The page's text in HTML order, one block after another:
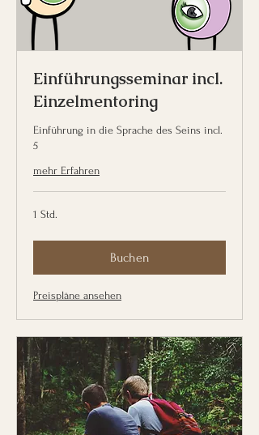
Einführungsseminar incl.
Einzelmentoring
Einführung in die Sprache des Seins incl.
5
mehr Erfahren
1 Std.
Buchen
Preispläne ansehen